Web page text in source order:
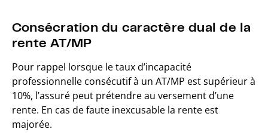
Consécration du caractère dual de la
rente AT/MP
Pour rappel lorsque le taux d’incapacité
professionnelle consécutif à un AT/MP est supérieur à
10%, l’assuré peut prétendre au versement d’une
rente. En cas de faute inexcusable la rente est
majorée.